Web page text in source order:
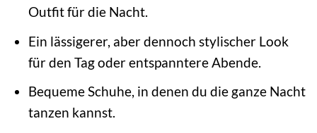
Outfit für die Nacht.
Ein lässigerer, aber dennoch stylischer Look
für den Tag oder entspanntere Abende.
Bequeme Schuhe, in denen du die ganze Nacht
tanzen kannst.